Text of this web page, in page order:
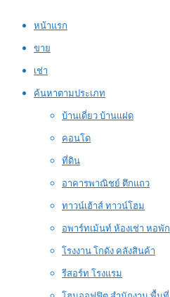
หน้าแรก
ขาย
เช่า
ค้นหาตามประเภท
บ้านเดี่ยว บ้านแฝด
คอนโด
ที่ดิน
อาคารพาณิชย์ ตึกแถว
ทาวน์เฮ้าส์ ทาวน์โฮม
อพาร์ทเม้นท์ ห้องเช่า หอพัก
โรงงาน โกดัง คลังสินค้า
รีสอร์ท โรงแรม